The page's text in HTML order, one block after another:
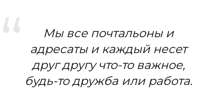
Мы все почтальоны и
адресаты и каждый несет
друг другу что-то важное,
будь-то дружба или работа.